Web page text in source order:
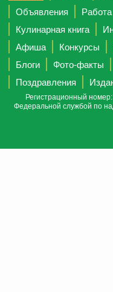
Объявления
Работа
Кулинарная книга
Афиша
Конкурсы
Блоги
Фото-факты
Поздравления
Регистрационный
Федеральной службой по